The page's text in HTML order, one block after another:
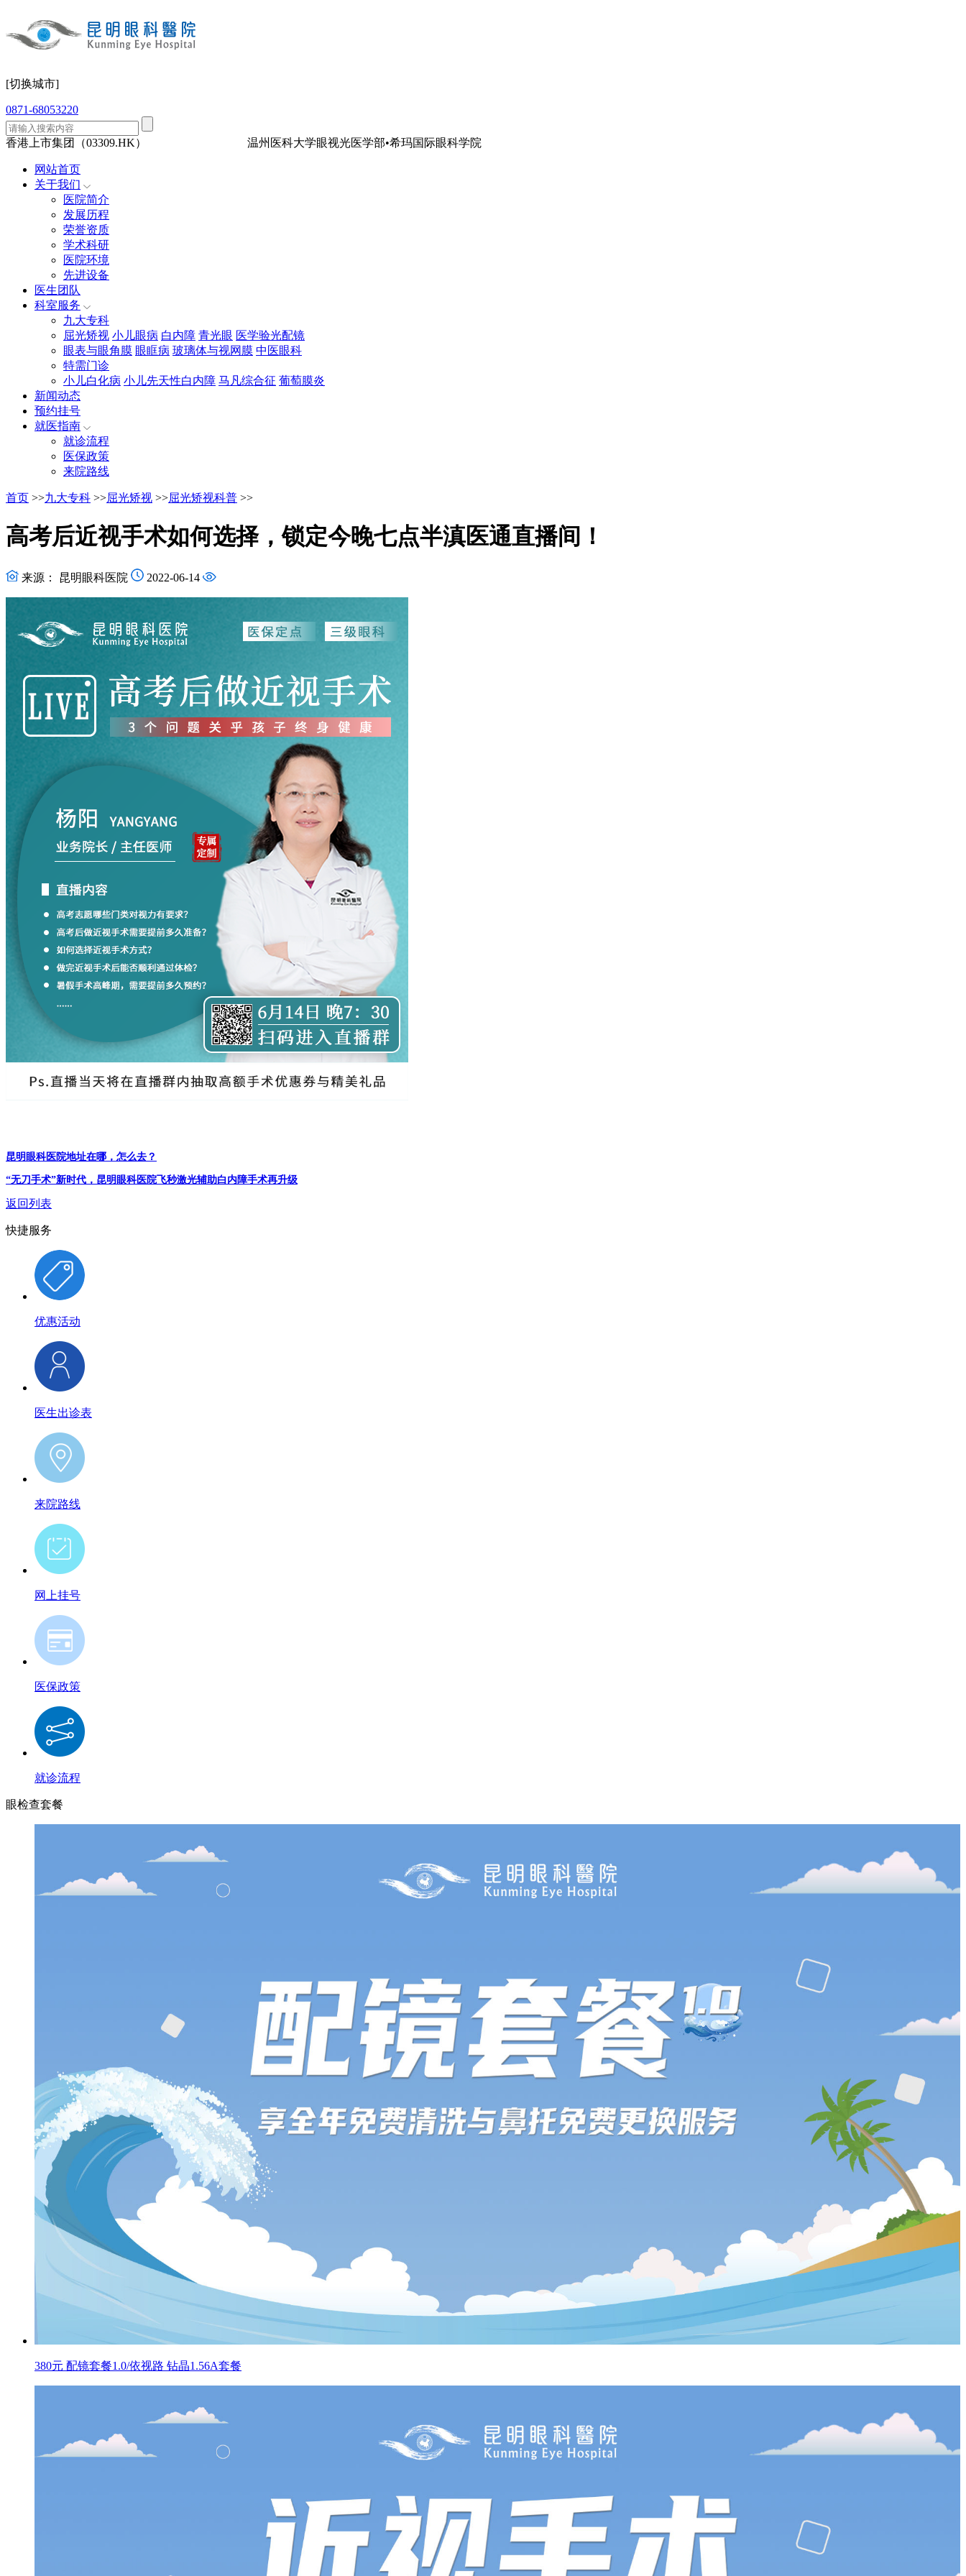
[切换城市]
0871-68053220
香港上市集团（03309.HK） 温州医科大学眼视光医学部•希玛国际眼科学院
网站首页
关于我们
医院简介
发展历程
荣誉资质
学术科研
医院环境
先进设备
医生团队
科室服务
九大专科
屈光矫视 小儿眼病 白内障 青光眼 医学验光配镜
眼表与眼角膜 眼眶病 玻璃体与视网膜 中医眼科
特需门诊
小儿白化病 小儿先天性白内障 马凡综合征 葡萄膜炎
新闻动态
预约挂号
就医指南
就诊流程
医保政策
来院路线
首页 >>九大专科 >>屈光矫视 >>屈光矫视科普 >>
高考后近视手术如何选择，锁定今晚七点半滇医通直播间！
来源： 昆明眼科医院 2022-06-14
昆明眼科医院地址在哪，怎么去？
“无刀手术”新时代，昆明眼科医院飞秒激光辅助白内障手术再升级
返回列表
快捷服务
优惠活动
医生出诊表
来院路线
网上挂号
医保政策
就诊流程
眼检查套餐
380元 配镜套餐1.0/依视路 钻晶1.56A套餐